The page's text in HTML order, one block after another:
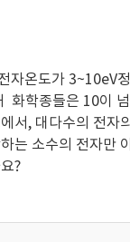
자온도가 3~10eV
화학종들은 10이
서, 대다수의 전자
는 소수의 전자만
?